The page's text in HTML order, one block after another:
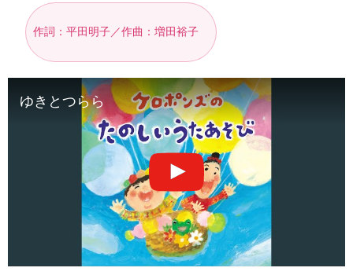
作詞：平田明子／作曲：増田裕子
ゆきとつらら